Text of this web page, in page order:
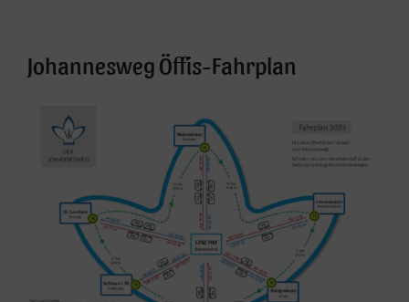
Anreise/Parken
Johannesweg Öffis-Fahrplan